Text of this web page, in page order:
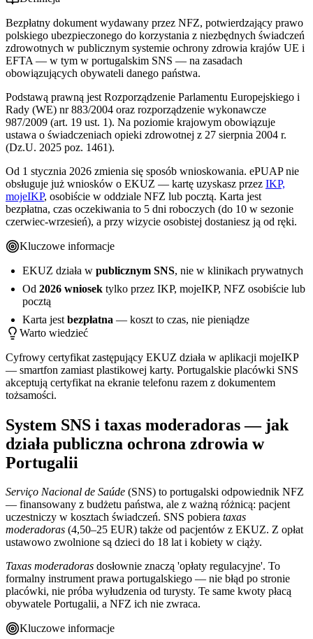
Bezpłatny dokument wydawany przez NFZ, potwierdzający prawo
polskiego ubezpieczonego do korzystania z niezbędnych świadczeń
zdrowotnych w publicznym systemie ochrony zdrowia krajów UE i
EFTA — w tym w portugalskim SNS — na zasadach
obowiązujących obywateli danego państwa.
Podstawą prawną jest Rozporządzenie Parlamentu Europejskiego i
Rady (WE) nr 883/2004 oraz rozporządzenie wykonawcze
987/2009 (art. 19 ust. 1). Na poziomie krajowym obowiązuje
ustawa o świadczeniach opieki zdrowotnej z 27 sierpnia 2004 r.
(Dz.U. 2025 poz. 1461).
Od 1 stycznia 2026 zmienia się sposób wnioskowania. ePUAP nie
obsługuje już wniosków o EKUZ — kartę uzyskasz przez IKP,
mojeIKP, osobiście w oddziale NFZ lub pocztą. Karta jest
bezpłatna, czas oczekiwania to 5 dni roboczych (do 10 w sezonie
czerwiec-wrzesień), a przy wizycie osobistej dostaniesz ją od ręki.
Kluczowe informacje
EKUZ działa w publicznym SNS, nie w klinikach prywatnych
Od 2026 wniosek tylko przez IKP, mojeIKP, NFZ osobiście lub
pocztą
Karta jest bezpłatna — koszt to czas, nie pieniądze
Warto wiedzieć
Cyfrowy certyfikat zastępujący EKUZ działa w aplikacji mojeIKP
— smartfon zamiast plastikowej karty. Portugalskie placówki SNS
akceptują certyfikat na ekranie telefonu razem z dokumentem
tożsamości.
System SNS i taxas moderadoras — jak
działa publiczna ochrona zdrowia w
Portugalii
Serviço Nacional de Saúde (SNS) to portugalski odpowiednik NFZ
— finansowany z budżetu państwa, ale z ważną różnicą: pacjent
uczestniczy w kosztach świadczeń. SNS pobiera taxas
moderadoras (4,50–25 EUR) także od pacjentów z EKUZ. Z opłat
ustawowo zwolnione są dzieci do 18 lat i kobiety w ciąży.
Taxas moderadoras dosłownie znaczą 'opłaty regulacyjne'. To
formalny instrument prawa portugalskiego — nie błąd po stronie
placówki, nie próba wyłudzenia od turysty. Te same kwoty płacą
obywatele Portugalii, a NFZ ich nie zwraca.
Kluczowe informacje